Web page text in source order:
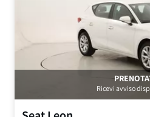
Ricevi avviso